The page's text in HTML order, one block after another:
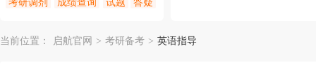
当前位置： 启航官网 > 考研备考 > 英语指导